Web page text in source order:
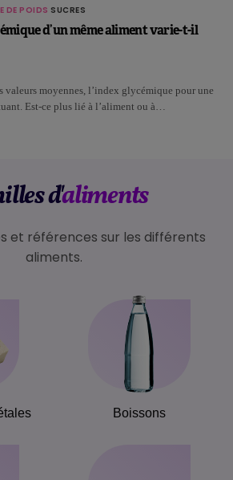
DE POIDS SUCRES
d’un même aliment varie-t-il
valeurs moyennes, l’index glycémique pour une
Est-ce plus lié à l’aliment ou à…
d'aliments
et références sur les différents
aliments.
Boissons